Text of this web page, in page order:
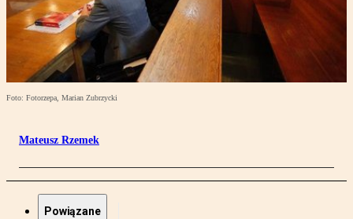
Foto: Fotorzepa, Marian Zubrzycki
Mateusz Rzemek
Powiązane